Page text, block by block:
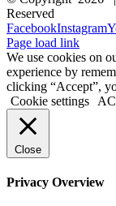
Reserved
FacebookInstagram
Page load link
We use cookies on
experience by
clicking “Accept”,
Cookie settings
Close
Privacy Overview